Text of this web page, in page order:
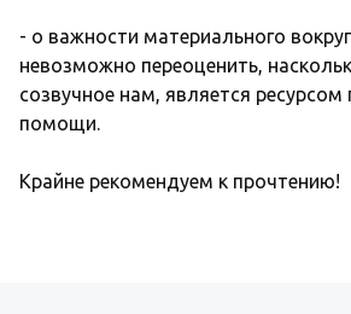
- о важности материального
невозможно переоценить,
созвучное нам, является
помощи.
Крайне рекомендуем к прочтению!